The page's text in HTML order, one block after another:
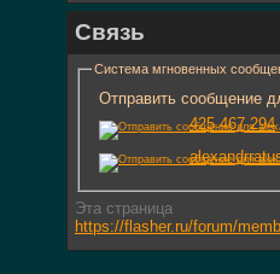
Связь
Система мгновенных
Отправить сообщение
425 467 294
Эта страница
https://flasher.ru/forum/